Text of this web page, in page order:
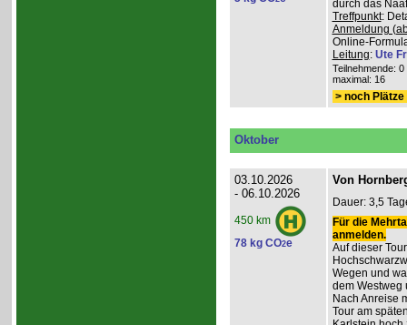
durch das
Treffpunkt:
Anmeldung
Online-
Leitung: Ute
Teilnehmende:
maximal: 16
> noch
Oktober
03.10.2026
- 06.10.2026
450 km
78 kg CO2e
Von
Dauer: 3,5
Für die
anmelden.
Auf dieser
Wegen und
dem Westweg
Nach Anreise
Tour am